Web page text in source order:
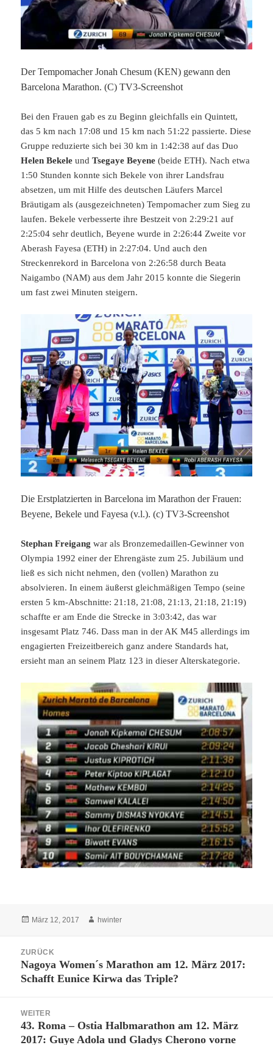
Der Tempomacher Jonah Chesum (KEN) gewann den
Barcelona Marathon. (C) TV3-Screenshot
Bei den Frauen gab es zu Beginn gleichfalls ein Quintett,
das 5 km nach 17:08 und 15 km nach 51:22 passierte. Diese
Gruppe reduzierte sich bei 30 km in 1:42:38 auf das Duo
Helen Bekele undTsegaye Beyene (beide ETH). Nach etwa
1:50 Stunden konnte sich Bekele von ihrer Landsfrau
absetzen, um mit Hilfe des deutschen Läufers Marcel
Bräutigam als (ausgezeichneten) Tempomacher zum Sieg zu
laufen. Bekele verbesserte ihre Bestzeit von 2:29:21 auf
2:25:04 sehr deutlich, Beyene wurde in 2:26:44 Zweite vor
Aberash Fayesa (ETH) in 2:27:04. Und auch den
Streckenrekord in Barcelona von 2:26:58 durch Beata
Naigambo (NAM) aus dem Jahr 2015 konnte die Siegerin
um fast zwei Minuten steigern.
Die Erstplatzierten in Barcelona im Marathon der Frauen:
Beyene, Bekele und Fayesa (v.l.). (c) TV3-Screenshot
Stephan Freigang war als Bronzemedaillen-Gewinner von
Olympia 1992 einer der Ehrengäste zum 25. Jubiläum und
ließ es sich nicht nehmen, den (vollen) Marathon zu
absolvieren. In einem äußerst gleichmäßigen Tempo (seine
ersten 5 km-Abschnitte: 21:18, 21:08, 21:13, 21:18, 21:19)
schaffte er am Ende die Strecke in 3:03:42, das war
insgesamt Platz 746. Dass man in der AK M45 allerdings im
engagierten Freizeitbereich ganz andere Standards hat,
ersieht man an seinem Platz 123 in dieser Alterskategorie.
Veröffentlicht
März 12, 2017 Autor
hwinter
Navigation
ZURÜCK
Vorheriger
Beitrag:
Nagoya Women´s Marathon am 12. März 2017:
Schafft Eunice Kirwa das Triple?
WEITER
Nächster
Beitrag:
43. Roma – Ostia Halbmarathon am 12. März
2017: Guye Adola und Gladys Cherono vorne